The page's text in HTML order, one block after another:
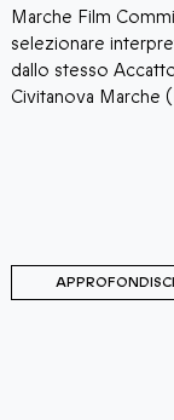
Marche Film
selezionare
dallo stesso
Civitanova Marche
APPROFONDISCI